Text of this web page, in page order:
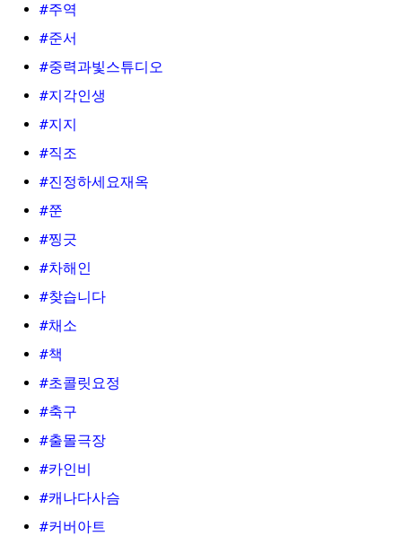
#주역
#준서
#중력과빛스튜디오
#지각인생
#지지
#직조
#진정하세요재옥
#쭌
#찡긋
#차해인
#찾습니다
#채소
#책
#초콜릿요정
#축구
#출몰극장
#카인비
#캐나다사슴
#커버아트